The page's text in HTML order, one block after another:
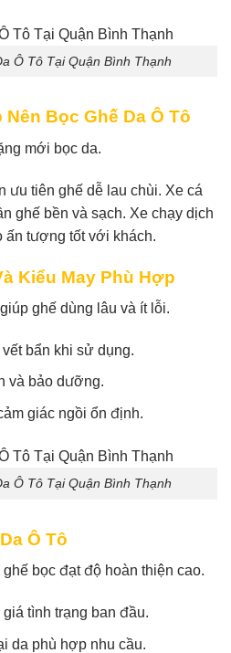
Ô Tô Tại Quận Bình Thạnh
Bọc Ghế Da Ô Tô
mới bọc da.
ưu tiên ghế dễ lau chùi. Xe cá
ghế bền và sạch. Xe chạy dịch
ấn tượng tốt với khách.
Kiểu May Phù Hợp
ghế dùng lâu và ít lỗi.
vết bẩn khi sử dụng.
và bảo dưỡng.
giác ngồi ổn định.
Ô Tô Tại Quận Bình Thạnh
Ô Tô
bọc đạt độ hoàn thiện cao.
tình trạng ban đầu.
da phù hợp nhu cầu.